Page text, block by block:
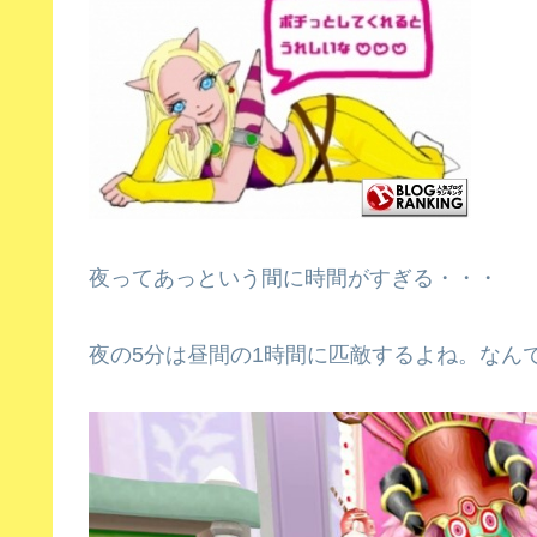
夜ってあっという間に時間がすぎる・・・
夜の5分は昼間の1時間に匹敵するよね。なん